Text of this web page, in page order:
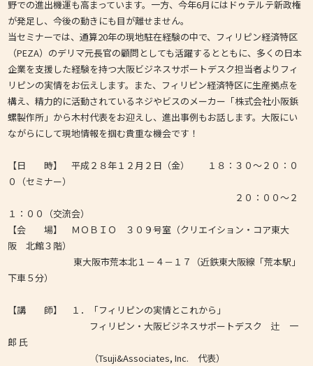
野での進出機運も高まっています。一方、今年6月にはドゥテルテ新政権
が発足し、今後の動きにも目が離せません。
当セミナーでは、通算20年の現地駐在経験の中で、フィリピン経済特区
（PEZA）のデリマ元長官の顧問としても活躍するとともに、多くの日本
企業を支援した経験を持つ大阪ビジネスサポートデスク担当者よりフィ
リピンの実情をお伝えします。また、フィリピン経済特区に生産拠点を
構え、精力的に活動されているネジやビスのメーカー「株式会社小阪鋲
螺製作所」から木村代表をお迎えし、進出事例もお話します。大阪にい
ながらにして現地情報を掴む貴重な機会です！
【日 時】 平成２８年１２月２日（金） １８：３０～２０：０
０（セミナー）
２０：００～２
１：００（交流会）
【会 場】 ＭＯＢＩＯ ３０９号室（クリエイション・コア東大
阪 北館３階）
東大阪市荒本北１－４－１７（近鉄東大阪線「荒本駅」
下車５分）
【講 師】 １．「フィリピンの実情とこれから」
フィリピン・大阪ビジネスサポートデスク 辻 一
郎 氏
（Tsuji&Associates, Inc. 代表）